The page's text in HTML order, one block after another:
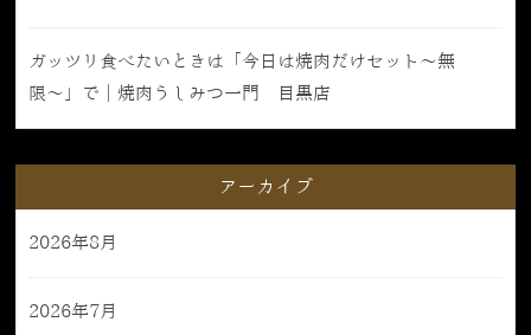
ガッツリ食べたいときは「今日は焼肉だけセット〜無
限〜」で｜焼肉うしみつ一門 目黒店
アーカイブ
2026年8月
2026年7月